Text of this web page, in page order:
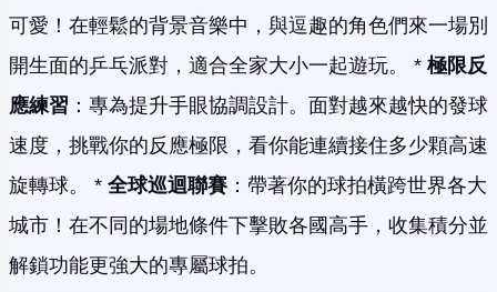
可愛！在輕鬆的背景音樂中，與逗趣的角色們來一場別
開生面的乒乓派對，適合全家大小一起遊玩。 * 極限反
應練習 ：專為提升手眼協調設計。面對越來越快的發球
速度，挑戰你的反應極限，看你能連續接住多少顆高速
旋轉球。 * 全球巡迴聯賽 ：帶著你的球拍橫跨世界各大
城市！在不同的場地條件下擊敗各國高手，收集積分並
解鎖功能更強大的專屬球拍。